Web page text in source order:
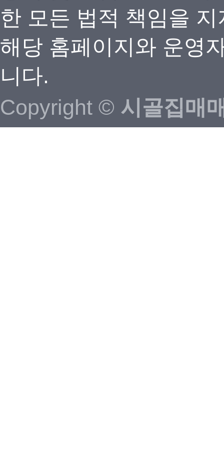
한 모든 법적 책임을
해당 홈페이지와 운영
니다.
Copyright © 시골집매